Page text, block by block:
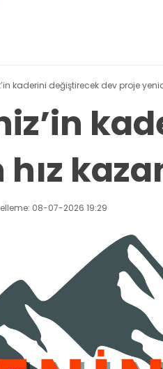
kaderini değiştirecek dev proje
08-07-2026 19:29